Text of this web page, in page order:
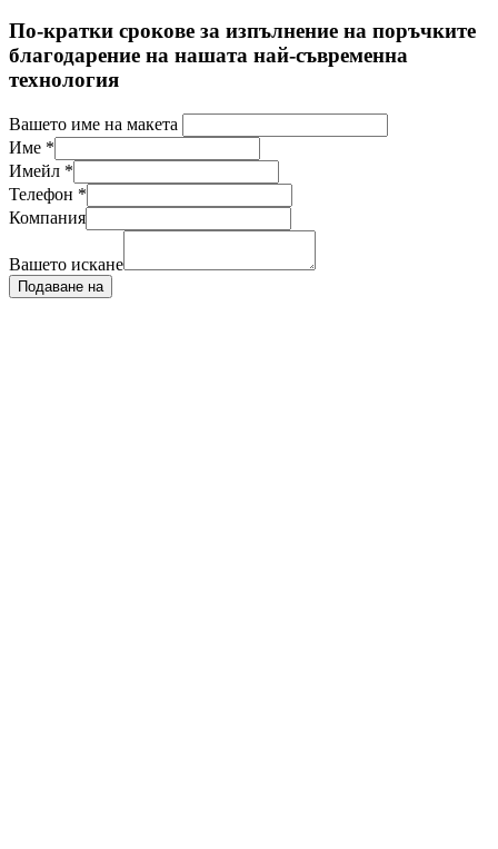
По-кратки срокове за изпълнение на поръчките
благодарение на нашата най-съвременна
технология
Вашето име на макета
Име *
Имейл *
Телефон *
Компания
Вашето искане
Подаване на